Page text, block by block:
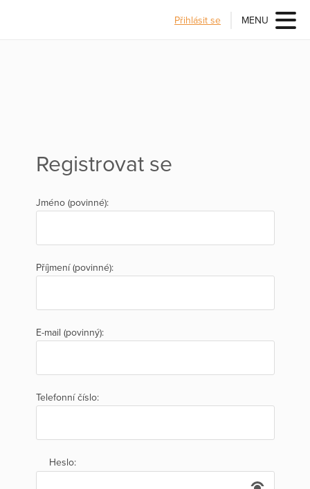
Přihlásit se MENU
Registrovat se
Jméno (povinné):
Příjmení (povinné):
E-mail (povinný):
Telefonní číslo:
Heslo: